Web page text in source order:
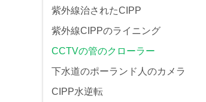
紫外線治されたCIPP
紫外線CIPPのライニング
CCTVの管のクローラー
下水道のポーランド人のカメラ
CIPP水逆転